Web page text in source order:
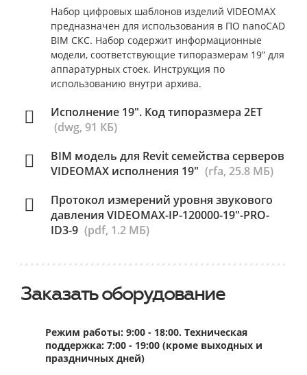
Набор цифровых шаблонов изделий VIDEOMAX
предназначен для использования в ПО nanoCAD
BIM СКС. Набор содержит информационные
модели, соответствующие типоразмерам 19” для
аппаратурных стоек. Инструкция по
использованию внутри архива.
Исполнение 19". Код типоразмера 2ET
(dwg, 91 КБ)
BIM модель для Revit семейства серверов
VIDEOMAX исполнения 19" (rfa, 25.8 МБ)
Протокол измерений уровня звукового
давления VIDEOMAX-IP-120000-19"-PRO-
ID3-9 (pdf, 1.2 МБ)
Заказать оборудование
Режим работы: 9:00 - 18:00. Техническая
поддержка: 7:00 - 19:00 (кроме выходных и
праздничных дней)